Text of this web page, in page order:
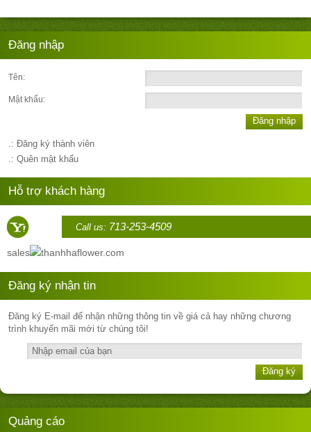
Đăng nhập
Tên:
Mật khẩu:
Đăng nhập
.: Đăng ký thành viên
.: Quên mật khẩu
Hỗ trợ khách hàng
Call us: 713-253-4509
sales thanhhaflower.com
Đăng ký nhận tin
Đăng ký E-mail để nhận những thông tin về giá cả hay những chương
trình khuyến mãi mới từ chúng tôi!
Đăng ký
Quảng cáo